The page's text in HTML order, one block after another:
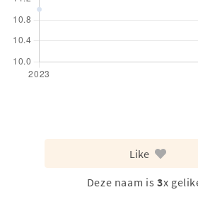
Like
Deze naam is 3x